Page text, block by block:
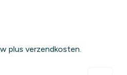
plus verzendkosten.